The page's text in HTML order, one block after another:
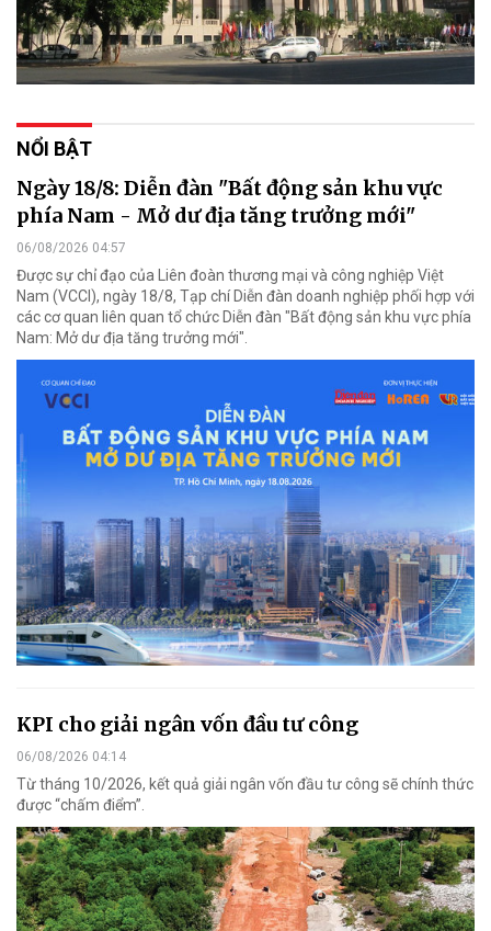
NỔI BẬT
Ngày 18/8: Diễn đàn "Bất động sản khu vực
phía Nam - Mở dư địa tăng trưởng mới"
06/08/2026 04:57
Được sự chỉ đạo của Liên đoàn thương mại và công nghiệp Việt
Nam (VCCI), ngày 18/8, Tạp chí Diễn đàn doanh nghiệp phối hợp với
các cơ quan liên quan tổ chức Diễn đàn "Bất động sản khu vực phía
Nam: Mở dư địa tăng trưởng mới".
KPI cho giải ngân vốn đầu tư công
06/08/2026 04:14
Từ tháng 10/2026, kết quả giải ngân vốn đầu tư công sẽ chính thức
được “chấm điểm”.